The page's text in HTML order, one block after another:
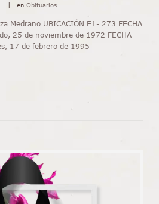
en Obituarios
Medrano UBICACIÓN E1- 273 FECHA
25 de noviembre de 1972 FECHA
17 de febrero de 1995